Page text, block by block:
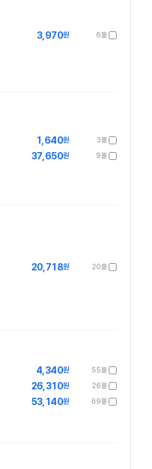
6몰
3,970원
3몰
1,640원
9몰
37,650원
20몰
20,718원
55몰
4,340원
26몰
26,310원
69몰
53,140원